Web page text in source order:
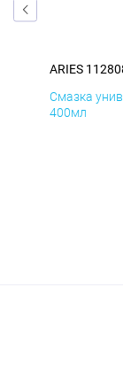
ARIES
Смазка
400мл